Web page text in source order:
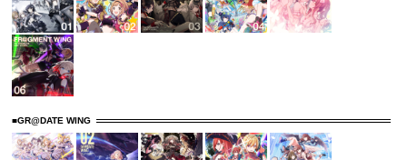
■GR@DATE WING